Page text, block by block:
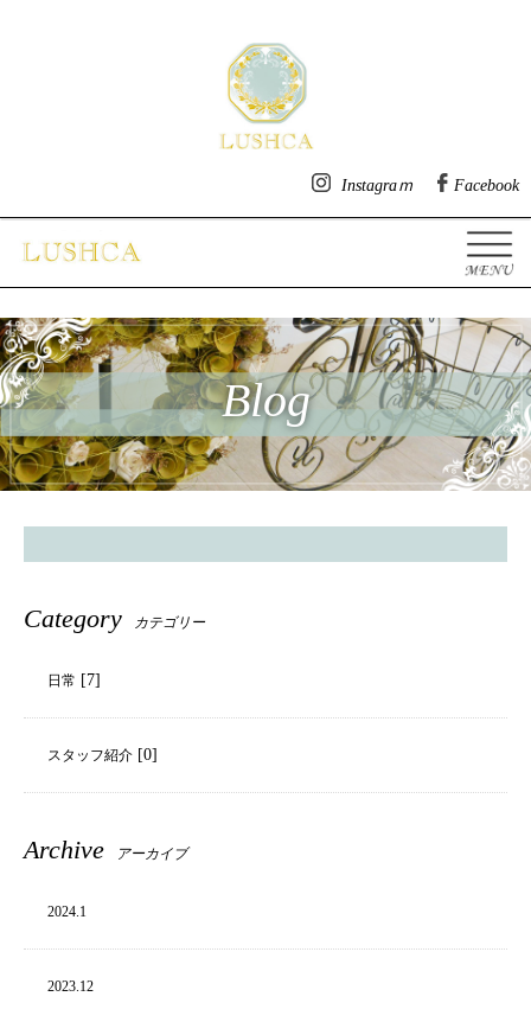
Instagraｍ Facebook
Blog
Category カテゴリー
日常 [7]
スタッフ紹介 [0]
Archive アーカイブ
2024. 1
2023. 12